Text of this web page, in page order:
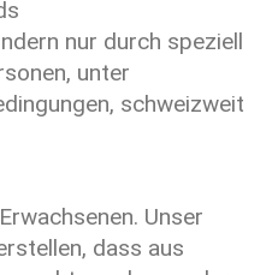
nur durch speziell
unter
schweizweit
Unser
dass aus